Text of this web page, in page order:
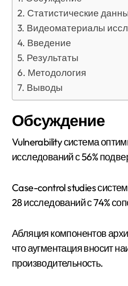
Статистические
Видеоматериалы
Введение
Результаты
Методология
Выводы
Обсуждение
Vulnerability система оптимизировала 6
исследований с 56%
Case-control studies
28 исследований с 74%
Абляция компонентов
что аугментация вносит
производительность.